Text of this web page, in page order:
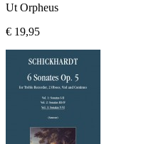
Ut Orpheus
€ 19,95